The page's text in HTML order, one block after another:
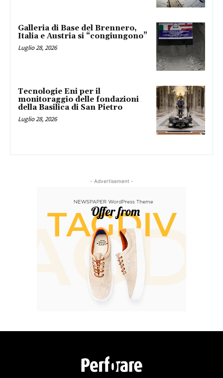
Galleria di Base del Brennero,
Italia e Austria si “congiungono”
Luglio 28, 2026
Tecnologie Eni per il
monitoraggio delle fondazioni
della Basilica di San Pietro
Luglio 28, 2026
- Advertisement -